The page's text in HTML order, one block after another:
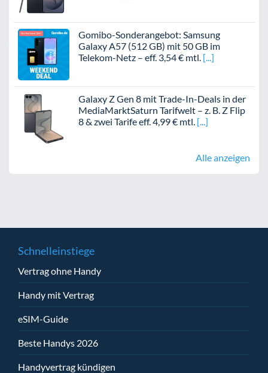
Gomibo-Sonderangebot: Samsung
Galaxy A57 (512 GB) mit 50 GB im
Telekom-Netz – eff. 3,54 € mtl.
Galaxy Z Gen 8 mit Trade-In-Deals in der
MediaMarktSaturn Tarifwelt – z. B. Z Flip
8 & zwei Tarife eff. 4,99 € mtl.
Alle anzeigen
Schnelleinstiege
Vertrag ohne Handy
Handy mit Vertrag
eSIM-Guide
Beste Handys 2026
Handyvertrag kündigen